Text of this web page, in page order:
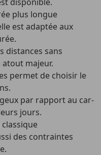
plus longue
est adaptée aux
distances sans
majeur.
permet de choisir le
par rapport au car-
jours.
des contraintes